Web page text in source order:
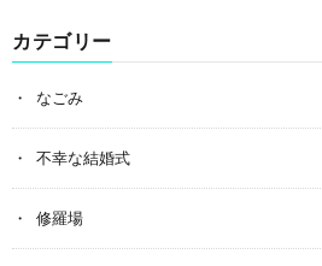
カテゴリー
なごみ
不幸な結婚式
修羅場